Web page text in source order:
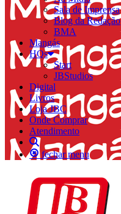
Sala de Imprensa
Blog da Redação
BMA
Mangás
HQs
Start
JBStudios
Digital
Livros
Loja JBC
Onde Comprar
Atendimento
fechar menu